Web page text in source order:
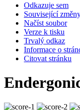
Odkazuje sem
Související
Načíst soubor
Verze k tisku
Trvalý odkaz
Informace o
Citovat stránku